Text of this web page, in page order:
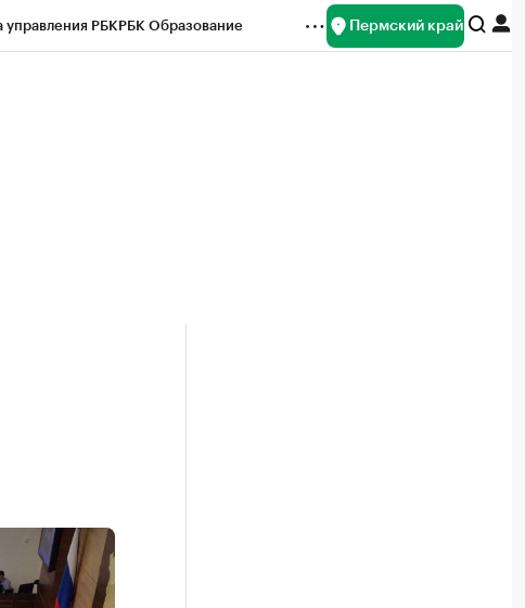
управления РБКРБК Образование Пермский край